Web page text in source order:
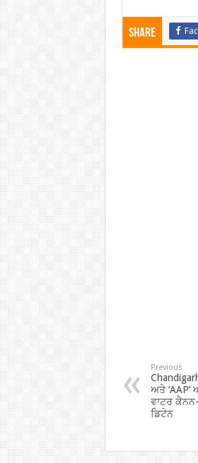
Share
Previous
ਅਤੇ
ਵਾਟਰ
ਡਿਟੇਨ